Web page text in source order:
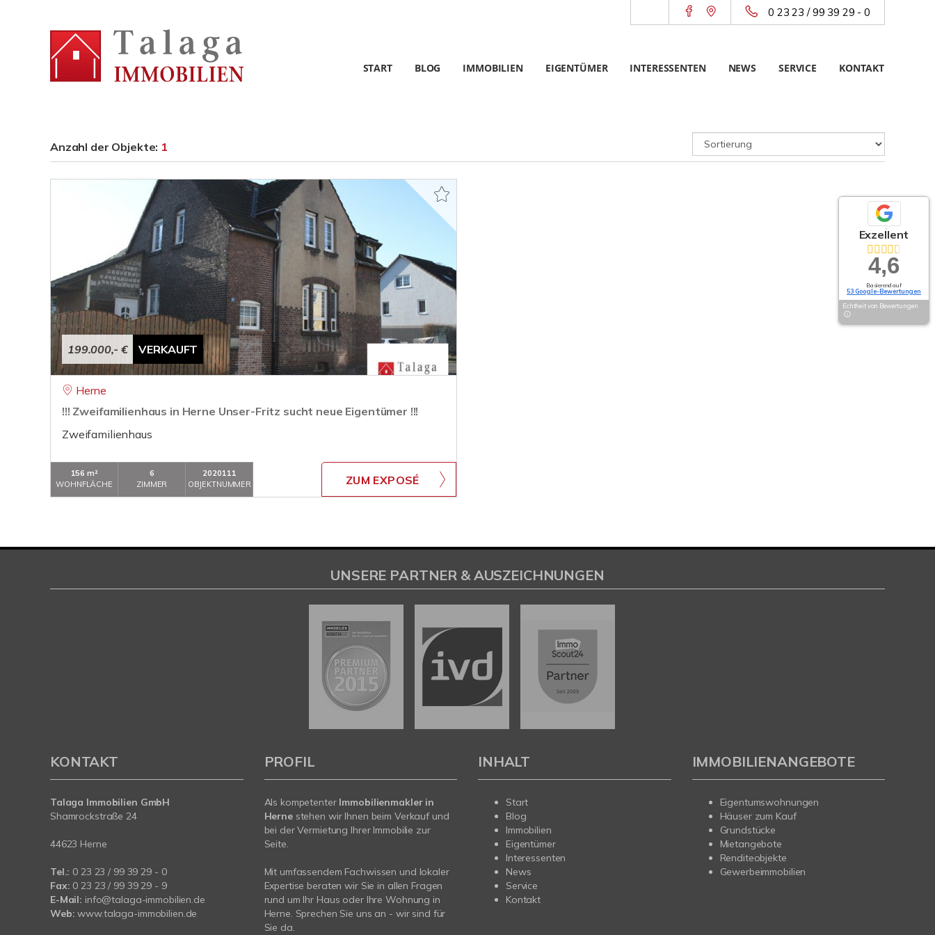
0 23 23 / 99 39 29 - 0
START BLOG IMMOBILIEN EIGENTÜMER INTERESSENTEN NEWS SERVICE KONTAKT
Anzahl der Objekte: 1
199.000,- € VERKAUFT
Herne
!!! Zweifamilienhaus in Herne Unser-Fritz sucht neue Eigentümer !!!
Zweifamilienhaus
156 m²
WOHNFLÄCHE
6
ZIMMER
2020111
OBJEKTNUMMER
ZUM EXPOSÉ
Exzellent
4,6
Basierend auf
53 Google-Bewertungen
Echtheit von Bewertungen
UNSERE PARTNER & AUSZEICHNUNGEN
KONTAKT
Talaga Immobilien GmbH
Shamrockstraße 24
44623 Herne
Tel.: 0 23 23 / 99 39 29 - 0
Fax: 0 23 23 / 99 39 29 - 9
E-Mail: info@talaga-immobilien.de
Web: www.talaga-immobilien.de
PROFIL
Als kompetenter Immobilienmakler in
Hernestehen wir Ihnen beim Verkauf und
bei der Vermietung Ihrer Immobilie zur
Seite.
Mit umfassendem Fachwissen und lokaler
Expertise beraten wir Sie in allen Fragen
rund um Ihr Haus oder Ihre Wohnung in
Herne. Sprechen Sie uns an - wir sind für
Sie da.
INHALT
Start
Blog
Immobilien
Eigentümer
Interessenten
News
Service
Kontakt
IMMOBILIENANGEBOTE
Eigentumswohnungen
Häuser zum Kauf
Grundstücke
Mietangebote
Renditeobjekte
Gewerbeimmobilien